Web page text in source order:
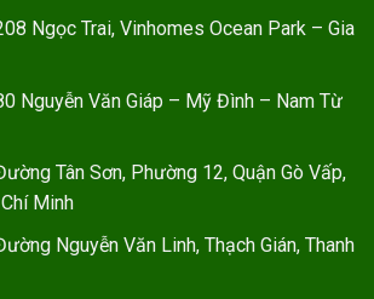
Ngọc Trai, Vinhomes Ocean Park – Gia
Nguyễn Văn Giáp – Mỹ Đình – Nam Từ
Tân Sơn, Phường 12, Quận Gò Vấp,
Minh
Nguyễn Văn Linh, Thạch Gián, Thanh